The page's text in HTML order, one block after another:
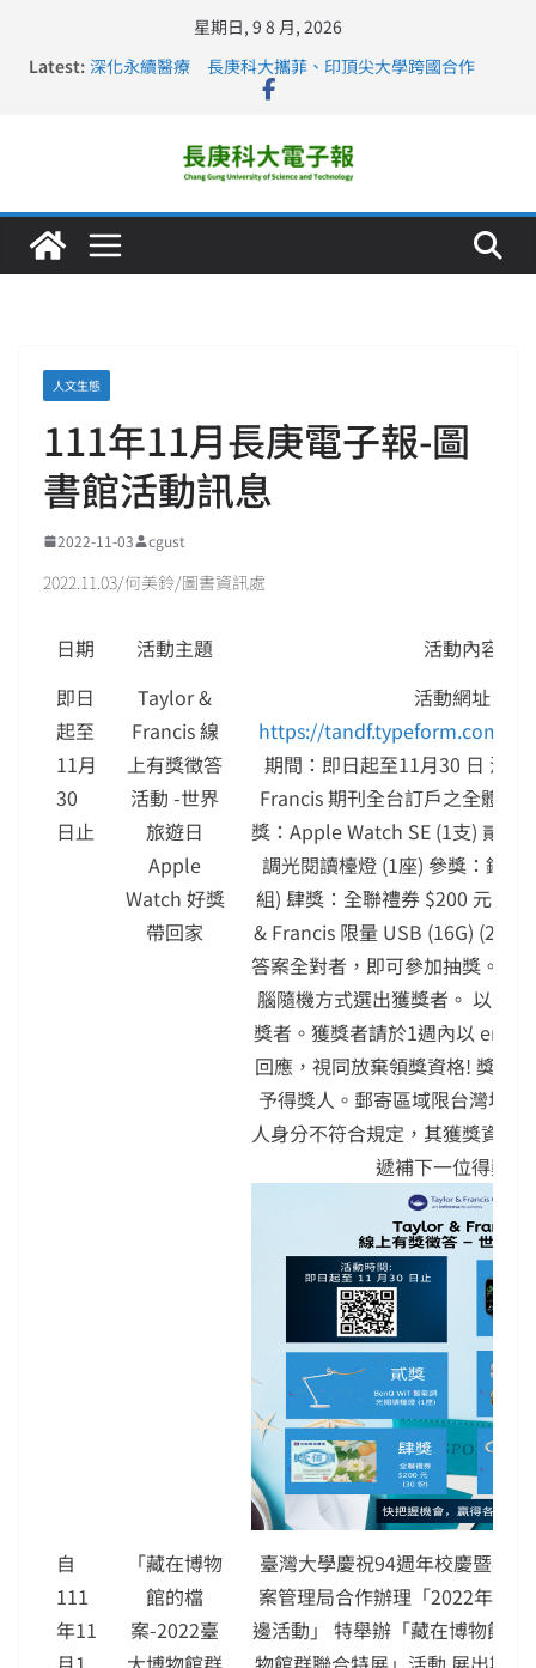
星期日, 9 8 月, 2026
Latest: 深化永續醫療 長庚科大攜菲、印頂尖大學跨國合作
長庚科大訪凱瑟醫療集團、美容學校收穫豐
仁德醫專與長庚科大締結策略聯盟 培育護理尖兵
長庚科大連四年穩居《遠見》醫學大學第5名 辦學實力再
人文生態
111年11月長庚電子報-圖
書館活動訊息
2022-11-03 cgust
2022.11.03/何美鈴/圖書資訊處
日期 活動主題
活動內容
即日
起至
11月
30
日止
Taylor &
Francis 線
上有獎徵答
活動 -世界
旅遊日
Apple
Watch 好獎
帶回家
活動網址：
https://tandf.typeform.com/
期間：即日起至11月30 日 活
Francis 期刊全台訂戶之全體師
獎：Apple Watch SE (1支) 貳獎
調光閱讀檯燈 (1座) 參獎：鐵三
組) 肆獎：全聯禮券 $200 元 (30
& Francis 限量 USB (16G) (20份
答案全對者，即可參加抽獎。活
腦隨機方式選出獲獎者。 以
獎者。獲獎者請於1週內以
回應，視同放棄領獎資格! 獎項
予得獎人。郵寄區域限台灣地區
人身分不符合規定，其獲獎資格
遞補下一位得獎者
自
111
年11
「藏在博物
館的檔
案-2022臺
臺灣大學慶祝94週年校慶暨與
案管理局合作辦理「2022年檔
邊活動」 特舉辦「藏在博物館的